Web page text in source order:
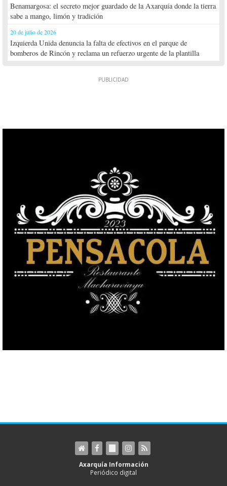
Benamargosa: el secreto mejor guardado de la Axarquía donde la tierra
sabe a mango, limón y tradición
20 de julio de 2026
Izquierda Unida denuncia la falta de efectivos en el parque de
bomberos de Rincón y reclama un refuerzo urgente de la plantilla
Axarquía Información
Periódico digital